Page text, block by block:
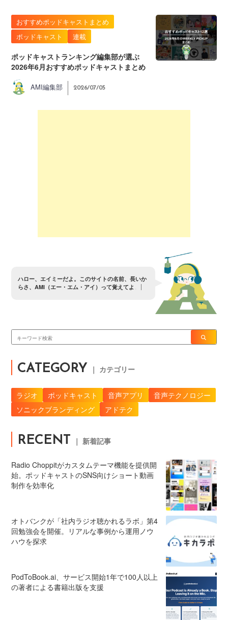
おすすめポッドキャストまとめ
ポッドキャスト
連載
ポッドキャストランキング編集部が選ぶ
2026年6月おすすめポッドキャストまとめ
AMI編集部 2026/07/05
ハロー、 エイ ミ ーだよ 。 このサイ トの名前、 長いか
らさ 、 AMI（エー・ エム・ アイ） って覚え てよ
CATEGORY ｜ カテゴリー
ラジオ ポッドキャスト 音声アプリ
音声テクノロジー
ソニックブランディング
アドテク
RECENT ｜ 新着記事
Radio Choppitがカスタムテーマ機能を提供開
始。ポッドキャストのSNS向けショート動画
制作を効率化
オトバンクが「社内ラジオ聴かれるラボ」第4
回勉強会を開催。リアルな事例から運用ノウ
ハウを探求
PodToBook.ai、サービス開始1年で100人以上
の著者による書籍出版を支援